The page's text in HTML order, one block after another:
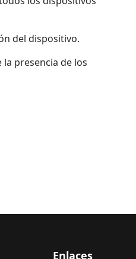
del dispositivo.
presencia de los
Enlaces